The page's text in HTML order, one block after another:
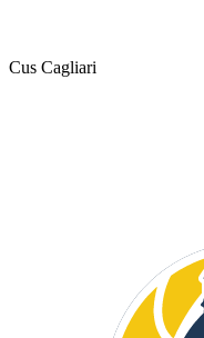
Cus Cagliari